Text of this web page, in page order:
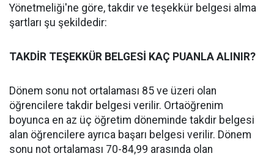
Yönetmeliği'ne göre, takdir ve teşekkür belgesi alma
şartları şu şekildedir:
TAKDİR TEŞEKKÜR BELGESİ KAÇ PUANLA ALINIR?
Dönem sonu not ortalaması 85 ve üzeri olan
öğrencilere takdir belgesi verilir. Ortaöğrenim
boyunca en az üç öğretim döneminde takdir belgesi
alan öğrencilere ayrıca başarı belgesi verilir. Dönem
sonu not ortalaması 70-84,99 arasında olan